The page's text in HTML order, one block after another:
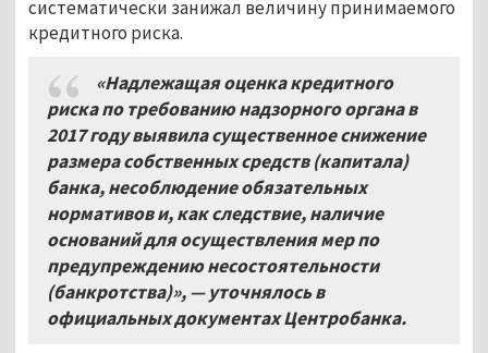
систематически занижал величину принимаемого
кредитного риска.
«Надлежащая оценка кредитного
риска по требованию надзорного органа в
2017 году выявила существенное снижение
размера собственных средств (капитала)
банка, несоблюдение обязательных
нормативов и, как следствие, наличие
оснований для осуществления мер по
предупреждению несостоятельности
(банкротства)», — уточнялось в
официальных документах Центробанка.